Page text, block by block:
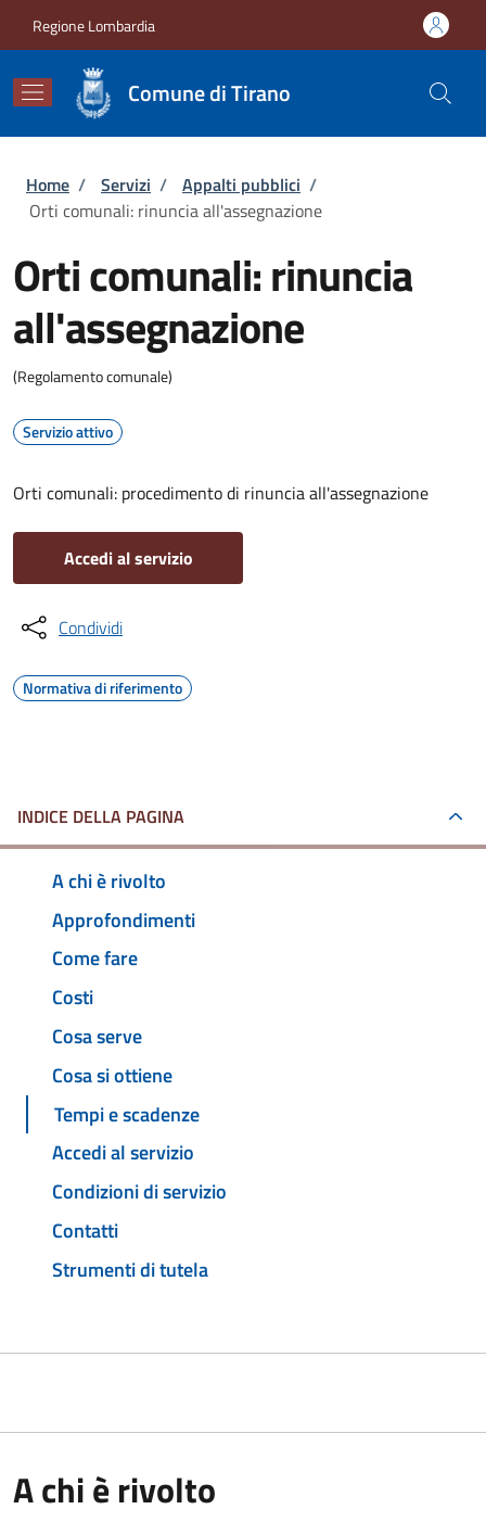
Regione Lombardia
Comune di Tirano
Briciole di pane
Home / Servizi / Appalti pubblici /
Orti comunali: rinuncia all'assegnazione
Orti comunali: rinuncia
all'assegnazione
(Regolamento comunale)
Servizio attivo
Orti comunali: procedimento di rinuncia all'assegnazione
Accedi al servizio
Condividi
Normativa di riferimento
INDICE DELLA PAGINA
A chi è rivolto
Approfondimenti
Come fare
Costi
Cosa serve
Cosa si ottiene
Tempi e scadenze
Accedi al servizio
Condizioni di servizio
Contatti
Strumenti di tutela
A chi è rivolto